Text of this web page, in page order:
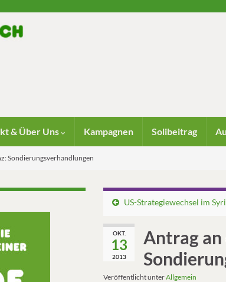
& Über Uns Kampagnen Solibeitrag
Sondierungsverhandlungen
US-Strategiewechsel im
OKT.
13
2013
Antrag
Veröffentlicht unterAllgemein